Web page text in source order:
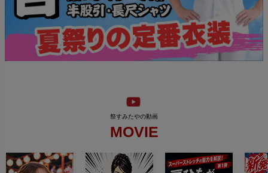
MOVIE